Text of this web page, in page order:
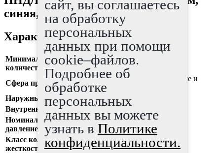
синяя, SN6
Характеристики
Минимальное
количество
50
Сфера применения
дренажные системы, осушение и
водопонижение земель
Наружный диаметр
160 мм
Внутренний диаметр
Номинальное
давление (PN)
Класс кольцевой
жесткости (SN)
8
сайт, вы соглашаетесь
на обработку
персональных
данных при помощи
cookie–файлов.
Подробнее об
обработке
персональных
данных вы можете
узнать в Политике
конфиденциальности.